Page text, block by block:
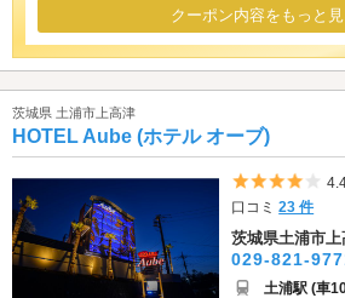
クーポン内容をもっと
茨城県 土浦市上高津
HOTEL Aube (ホテル オーブ)
5
口コミ23 件
茨城県土浦市上
029-821-
土浦駅 (車